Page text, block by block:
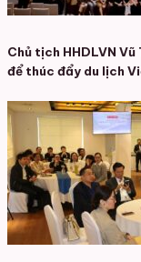
Chủ tịch HHDLVN
để thúc đẩy du lịch